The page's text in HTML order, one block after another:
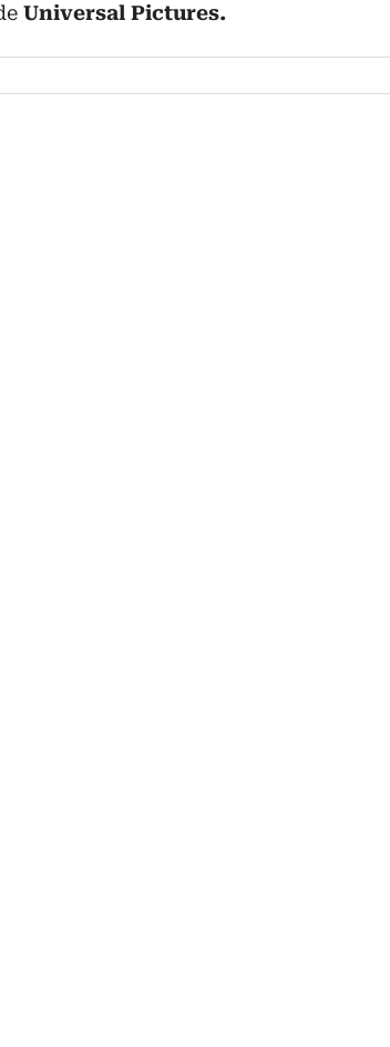
Universal Pictures.